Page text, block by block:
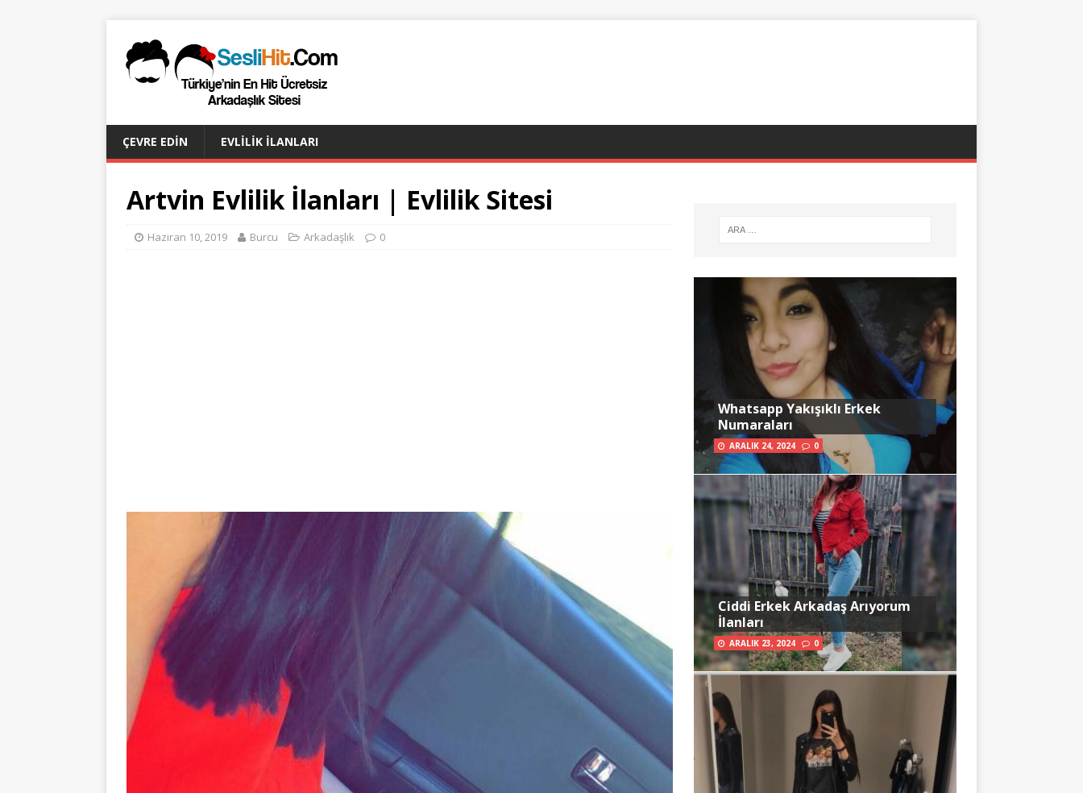
ÇEVRE EDIN EVLILIK İLANLARI
Artvin Evlilik İlanları | Evlilik Sitesi
Haziran 10, 2019 Burcu Arkadaşlık 0
Whatsapp Yakışıklı Erkek
Numaraları
ARALIK 24, 2024 0
Ciddi Erkek Arkadaş Arıyorum
İlanları
ARALIK 23, 2024 0